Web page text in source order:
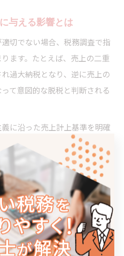
与える影響とは
切でない場合、税務調査で指
ます。たとえば、売上の二重
過大納税となり、逆に売上の
て意図的な脱税と判断される
に沿った売上計上基準を明確
整備しておくことが重要で
計上の根拠や一貫性が厳しくチ
な会計処理の正確性と透明性
収益認識基準の関係
現主義は、近年の収益認識基準